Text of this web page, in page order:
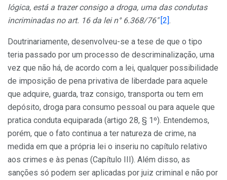
lógica, está a trazer consigo a droga, uma das condutas
incriminadas no art. 16 da lei n° 6.368/76″ [2] .
Doutrinariamente, desenvolveu-se a tese de que o tipo
teria passado por um processo de descriminalização, uma
vez que não há, de acordo com a lei, qualquer possibilidade
de imposição de pena privativa de liberdade para aquele
que adquire, guarda, traz consigo, transporta ou tem em
depósito, droga para consumo pessoal ou para aquele que
pratica conduta equiparada (artigo 28, § 1º). Entendemos,
porém, que o fato continua a ter natureza de crime, na
medida em que a própria lei o inseriu no capítulo relativo
aos crimes e às penas (Capítulo III). Além disso, as
sanções só podem ser aplicadas por juiz criminal e não por